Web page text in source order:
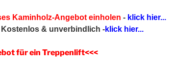
Kaminholz-Angebot einholen - klick hier...
Kostenlos & unverbindlich -klick hier...
für ein Treppenlift<<<